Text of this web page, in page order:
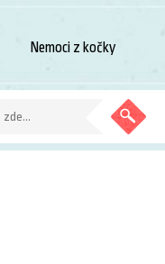
Nemoci z kočky